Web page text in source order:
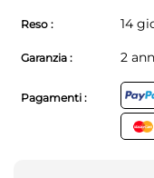
Reso : 14
Garanzia : 2
Pagamenti :